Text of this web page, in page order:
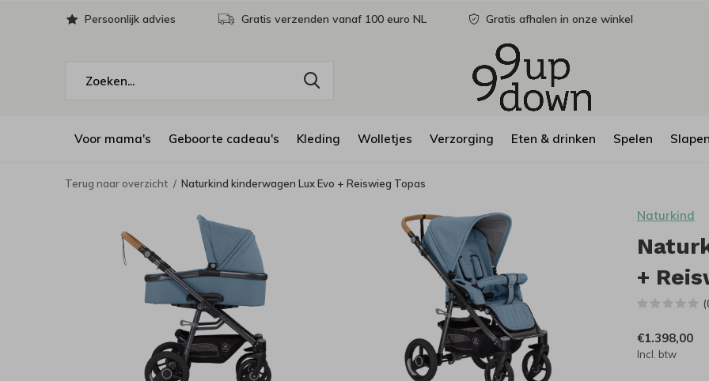
Voor mama's Geboorte cadeau's Kleding Wolletjes Verzorging Eten & drinken Spelen Slapen
Persoonlijk advies Gratis verzenden vanaf 100 euro NL Gratis afhalen in onze winkel
Terug naar overzicht Naturkind kinderwagen Lux Evo + Reiswieg Topas
Naturkind
+
€1.398,00
Incl. btw